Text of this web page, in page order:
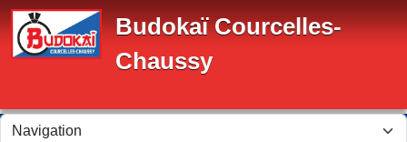
Budokaï Courcelles-
Chaussy
Panneau de gestion des cookies